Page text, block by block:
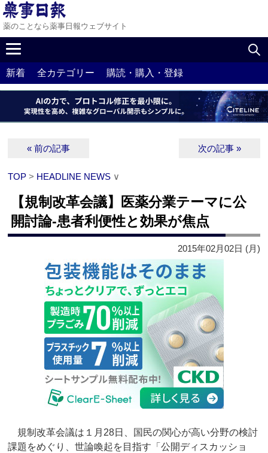
薬のことなら薬事日報ウェブサイト
新着 全カテゴリー 購読・購入・登録
« 前の記事 次の記事 »
TOP > HEADLINE NEWS ∨
【規制改革会議】医薬分業テーマに公
開討論‐患者利便性と効果が焦点
2015年02月02日 (月)
規制改革会議は１月28日、国民の関心が高い分野の検討
課題をめぐり、世論喚起を目指す「公開ディスカッショ